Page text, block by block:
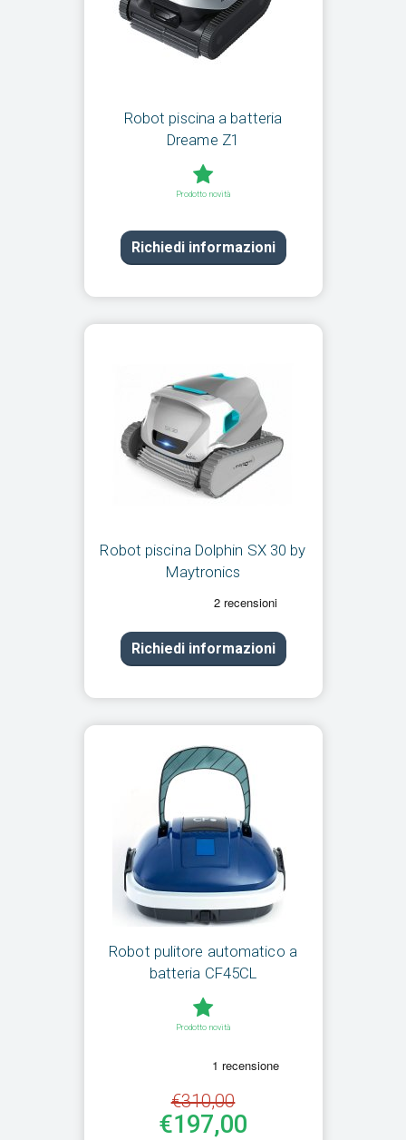
Robot piscina a batteria
Dreame Z1
Prodotto novità
Richiedi informazioni
Robot piscina Dolphin SX 30 by
Maytronics
Richiedi informazioni
Robot pulitore automatico a
batteria CF45CL
Prodotto novità
€310,00
€197,00